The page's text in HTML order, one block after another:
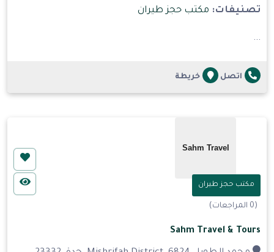
تصنيفات: مكتب حجز طيران
...
اتصل خريطة
مكتب حجز طيران
(0 المراجعات)
Sahm Travel & Tours